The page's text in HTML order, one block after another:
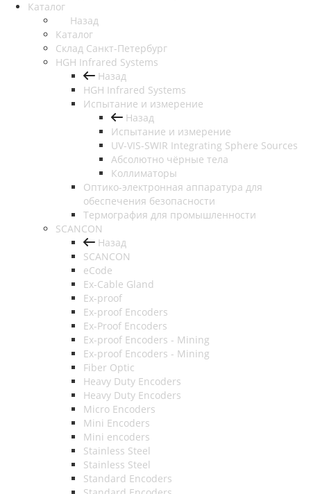
Каталог
Назад
Каталог
Cклад Санкт-Петербург
HGH Infrared Systems
Назад
HGH Infrared Systems
Испытание и измерение
Назад
Испытание и измерение
UV-VIS-SWIR Integrating Sphere Sources
Абсолютно чёрные тела
Коллиматоры
Оптико-электронная аппаратура для
обеспечения безопасности
Термография для промышленности
SCANCON
Назад
SCANCON
eCode
Ex-Cable Gland
Ex-proof
Ex-proof Encoders
Ex-Proof Encoders
Ex-proof Encoders - Mining
Ex-proof Encoders - Mining
Fiber Optic
Heavy Duty Encoders
Heavy Duty Encoders
Micro Encoders
Mini Encoders
Mini encoders
Stainless Steel
Stainless Steel
Standard Encoders